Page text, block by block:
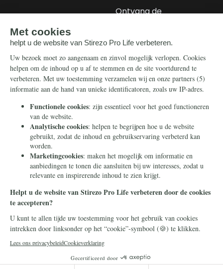
Ontvang de
Steun ons
Nieuwsbrief
Eenmalig
Maandelijks
Periodiek
Nalaten
Zelf overschrijven
Info
Contact
Ontvang onze
Telegram-berichten
© 2026 Stichting Civitas Christiana
Cookieverklaring
Privacy